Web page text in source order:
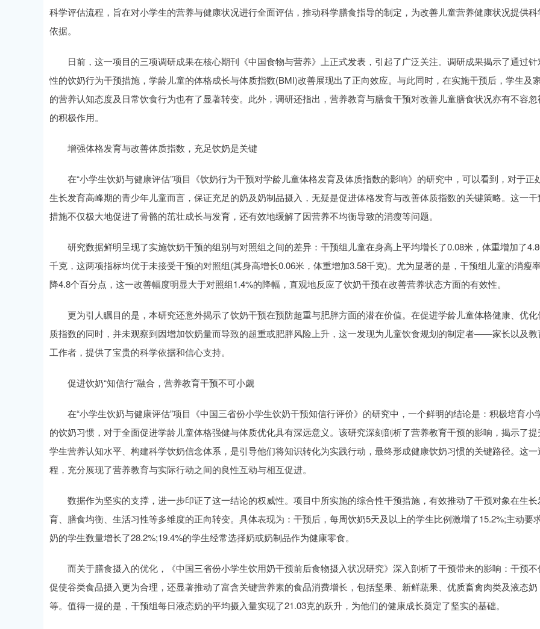
科学评估流程，旨在对小学生的营养与健康状况进行全面评估，推动科学膳食指导的制定，为改善儿童营养健康状况提供科
依据。
日前，这一项目的三项调研成果在核心期刊《中国食物与营养》上正式发表，引起了广泛关注。调研成果揭示了通过针
性的饮奶行为干预措施，学龄儿童的体格成长与体质指数(BMI)改善展现出了正向效应。与此同时，在实施干预后，学生及
的营养认知态度及日常饮食行为也有了显著转变。此外，调研还指出，营养教育与膳食干预对改善儿童膳食状况亦有不容忽
的积极作用。
增强体格发育与改善体质指数，充足饮奶是关键
在“小学生饮奶与健康评估”项目《饮奶行为干预对学龄儿童体格发育及体质指数的影响》的研究中，可以看到，对于正
生长发育高峰期的青少年儿童而言，保证充足的奶及奶制品摄入，无疑是促进体格发育与改善体质指数的关键策略。这一干
措施不仅极大地促进了骨骼的茁壮成长与发育，还有效地缓解了因营养不均衡导致的消瘦等问题。
研究数据鲜明呈现了实施饮奶干预的组别与对照组之间的差异：干预组儿童在身高上平均增长了0.08米，体重增加了
千克，这两项指标均优于未接受干预的对照组(其身高增长0.06米，体重增加3.58千克)。尤为显著的是，干预组儿童的消瘦
降4.8个百分点，这一改善幅度明显大于对照组1.4%的降幅，直观地反应了饮奶干预在改善营养状态方面的有效性。
更为引人瞩目的是，本研究还意外揭示了饮奶干预在预防超重与肥胖方面的潜在价值。在促进学龄儿童体格健康、优化
质指数的同时，并未观察到因增加饮奶量而导致的超重或肥胖风险上升，这一发现为儿童饮食规划的制定者——家长以及教
工作者，提供了宝贵的科学依据和信心支持。
促进饮奶“知信行”融合，营养教育干预不可小觑
在“小学生饮奶与健康评估”项目《中国三省份小学生饮奶干预知信行评价》的研究中，一个鲜明的结论是：积极培育小
的饮奶习惯，对于全面促进学龄儿童体格强健与体质优化具有深远意义。该研究深刻剖析了营养教育干预的影响，揭示了提
学生营养认知水平、构建科学饮奶信念体系，是引导他们将知识转化为实践行动，最终形成健康饮奶习惯的关键路径。这一
程，充分展现了营养教育与实际行动之间的良性互动与相互促进。
数据作为坚实的支撑，进一步印证了这一结论的权威性。项目中所实施的综合性干预措施，有效推动了干预对象在生长
育、膳食均衡、生活习性等多维度的正向转变。具体表现为：干预后，每周饮奶5天及以上的学生比例激增了15.2%;主动要
奶的学生数量增长了28.2%;19.4%的学生经常选择奶或奶制品作为健康零食。
而关于膳食摄入的优化，《中国三省份小学生饮用奶干预前后食物摄入状况研究》深入剖析了干预带来的影响：干预不
促使谷类食品摄入更为合理，还显著推动了富含关键营养素的食品消费增长，包括坚果、新鲜蔬果、优质畜禽肉类及液态奶
等。值得一提的是，干预组每日液态奶的平均摄入量实现了21.03克的跃升，为他们的健康成长奠定了坚实的基础。